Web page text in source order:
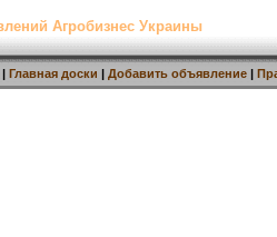
Агробизнес Украины
| Главная доски | Добавить объявление |